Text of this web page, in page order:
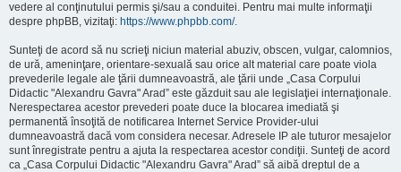
vedere al conţinutului permis şi/sau a conduitei. Pentru mai multe informaţii
despre phpBB, vizitaţi: https://www.phpbb.com/.
Sunteţi de acord să nu scrieţi niciun material abuziv, obscen, vulgar, calomnios,
de ură, ameninţare, orientare-sexuală sau orice alt material care poate viola
prevederile legale ale ţării dumneavoastră, ale ţării unde „Casa Corpului
Didactic "Alexandru Gavra" Arad” este găzduit sau ale legislaţiei internaţionale.
Nerespectarea acestor prevederi poate duce la blocarea imediată şi
permanentă însoţită de notificarea Internet Service Provider-ului
dumneavoastră dacă vom considera necesar. Adresele IP ale tuturor mesajelor
sunt înregistrate pentru a ajuta la respectarea acestor condiţii. Sunteţi de acord
ca „Casa Corpului Didactic "Alexandru Gavra" Arad” să aibă dreptul de a